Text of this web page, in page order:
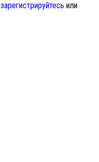
зарегистрируйтесь или